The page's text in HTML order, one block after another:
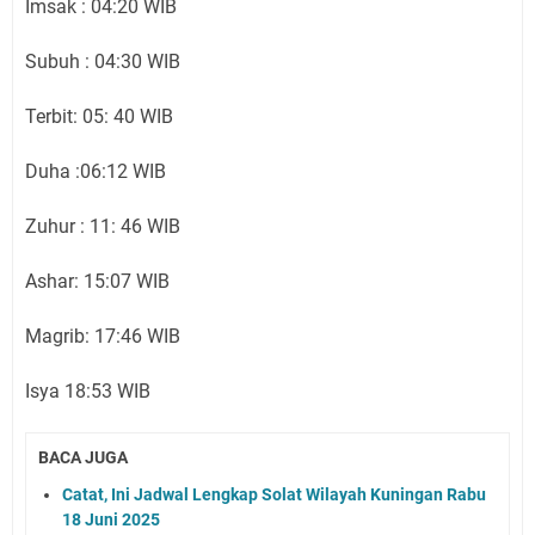
Imsak : 04:20 WIB
Subuh : 04:30 WIB
Terbit: 05: 40 WIB
Duha :06:12 WIB
Zuhur : 11: 46 WIB
Ashar: 15:07 WIB
Magrib: 17:46 WIB
Isya 18:53 WIB
BACA JUGA
Catat, Ini Jadwal Lengkap Solat Wilayah Kuningan Rabu
18 Juni 2025